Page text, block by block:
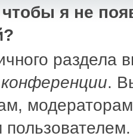
я не
раздела
.